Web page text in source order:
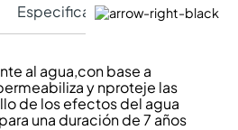
Especificaciones Técnicas
al agua,con base a
y nproteje las
de los efectos del agua
una duración de 7 años